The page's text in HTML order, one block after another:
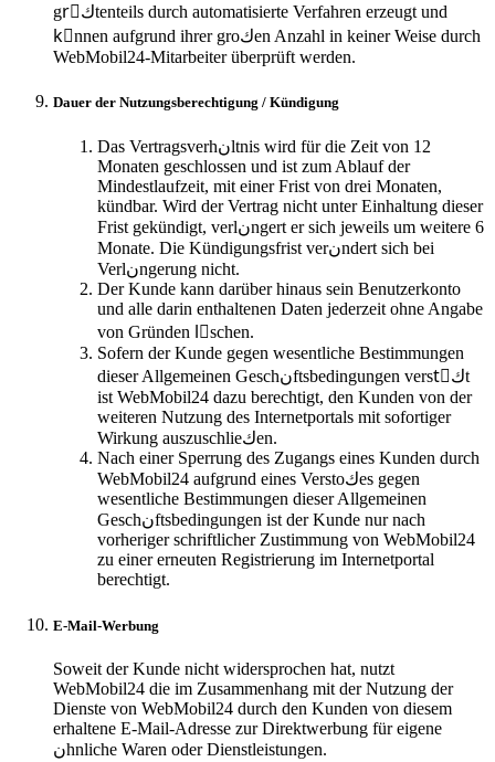
grِكtenteils durch automatisierte Verfahren erzeugt und
kِnnen aufgrund ihrer groكen Anzahl in keiner Weise durch
WebMobil24-Mitarbeiter überprüft werden.
Dauer der Nutzungsberechtigung / Kündigung
Das Vertragsverhنltnis wird für die Zeit von 12
Monaten geschlossen und ist zum Ablauf der
Mindestlaufzeit, mit einer Frist von drei Monaten,
kündbar. Wird der Vertrag nicht unter Einhaltung dieser
Frist gekündigt, verlنngert er sich jeweils um weitere 6
Monate. Die Kündigungsfrist verنndert sich bei
Verlنngerung nicht.
Der Kunde kann darüber hinaus sein Benutzerkonto
und alle darin enthaltenen Daten jederzeit ohne Angabe
von Gründen lِschen.
Sofern der Kunde gegen wesentliche Bestimmungen
dieser Allgemeinen Geschنftsbedingungen verstِكt
ist WebMobil24 dazu berechtigt, den Kunden von der
weiteren Nutzung des Internetportals mit sofortiger
Wirkung auszuschlieكen.
Nach einer Sperrung des Zugangs eines Kunden durch
WebMobil24 aufgrund eines Verstoكes gegen
wesentliche Bestimmungen dieser Allgemeinen
Geschنftsbedingungen ist der Kunde nur nach
vorheriger schriftlicher Zustimmung von WebMobil24
zu einer erneuten Registrierung im Internetportal
berechtigt.
E-Mail-Werbung
Soweit der Kunde nicht widersprochen hat, nutzt
WebMobil24 die im Zusammenhang mit der Nutzung der
Dienste von WebMobil24 durch den Kunden von diesem
erhaltene E-Mail-Adresse zur Direktwerbung für eigene
نhnliche Waren oder Dienstleistungen.